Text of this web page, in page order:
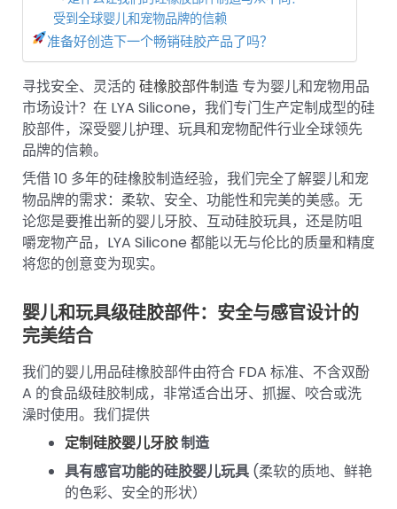
受到全球婴儿和宠物品牌的信赖
准备好创造下一个畅销硅胶产品了吗？
寻找安全、灵活的 硅橡胶部件制造 专为婴儿和宠物用品
市场设计？在 LYA Silicone，我们专门生产定制成型的硅
胶部件，深受婴儿护理、玩具和宠物配件行业全球领先
品牌的信赖。
凭借 10 多年的硅橡胶制造经验，我们完全了解婴儿和宠
物品牌的需求：柔软、安全、功能性和完美的美感。无
论您是要推出新的婴儿牙胶、互动硅胶玩具，还是防咀
嚼宠物产品，LYA Silicone 都能以无与伦比的质量和精度
将您的创意变为现实。
婴儿和玩具级硅胶部件：安全与感官设计的
完美结合
我们的婴儿用品硅橡胶部件由符合 FDA 标准、不含双酚
A 的食品级硅胶制成，非常适合出牙、抓握、咬合或洗
澡时使用。我们提供
定制硅胶婴儿牙胶制造
具有感官功能的硅胶婴儿玩具 (柔软的质地、鲜艳
的色彩、安全的形状）